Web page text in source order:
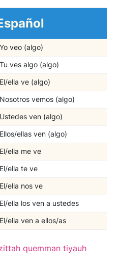
Yo veo (algo)
Tu ves algo (algo)
El/ella ve (algo)
Nosotros vemos (algo)
Ustedes ven (algo)
Ellos/ellas ven (algo)
El/ella me ve
El/ella te ve
El/ella nos ve
El/ella los ven a ustedes
El/ella ven a ellos/as
quemman tiyauh